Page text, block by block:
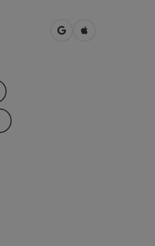
in Google Maps öffnen
in Apple Maps